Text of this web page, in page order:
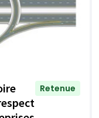
Retenue